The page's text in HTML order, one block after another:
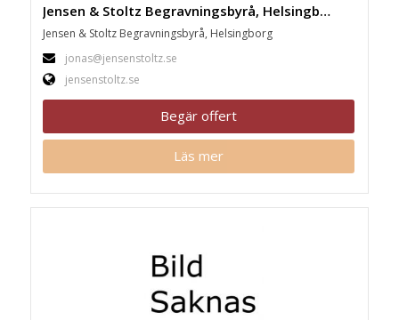
Jensen & Stoltz Begravningsbyrå, Helsingborg
Jensen & Stoltz Begravningsbyrå, Helsingborg
jonas@jensenstoltz.se
jensenstoltz.se
Begär offert
Läs mer